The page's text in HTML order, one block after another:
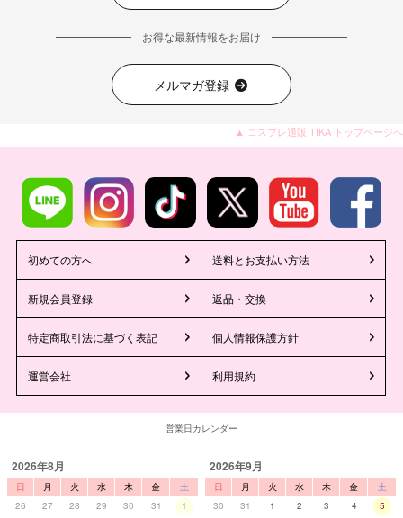
お得な最新情報をお届け
メルマガ登録
▲ コスプレ通販 TIKA トップページへ
初めての方へ 送料とお支払い方法
新規会員登録 返品・交換
特定商取引法に基づく表記 個人情報保護方針
運営会社 利用規約
営業日カレンダー
2026年8月
日 月 火 水 木 金
土
26
27 28 29 30 31 1
2026年9月
日 月 火 水 木 金
土
30
31 1 2 3 4 5